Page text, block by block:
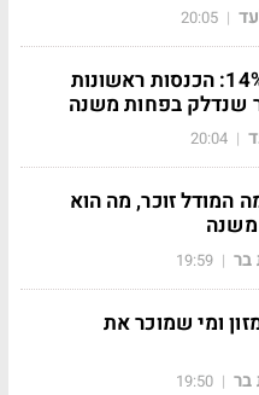
|
20:05
אוקלו מזנקת 14%: הכנסות ראשונות
שנדלק בפחות משנה
|
20:04
המודל זוכר, מה הוא
משנה
בר |
19:59
ומי שמוכר את
בר |
19:50